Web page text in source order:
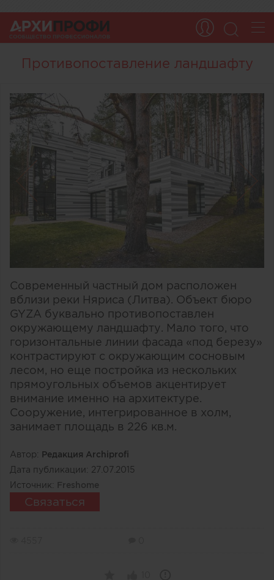
Противопоставление ландшафту
Современный частный дом расположен
вблизи реки Няриса (Литва). Объект бюро
GYZA буквально противопоставлен
окружающему ландшафту. Мало того, что
горизонтальные линии фасада «под березу»
контрастируют с окружающим сосновым
лесом, но еще постройка из нескольких
прямоугольных объемов акцентирует
внимание именно на архитектуре.
Сооружение, интегрированное в холм,
занимает площадь в 226 кв.м.
Автор: Редакция Archiprofi
Дата публикации: 27.07.2015
Источник: Freshome
Связаться